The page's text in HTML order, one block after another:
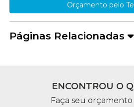
Orçamento pelo
Páginas Relacionadas
ENCONTROU O
Faça seu orçamento